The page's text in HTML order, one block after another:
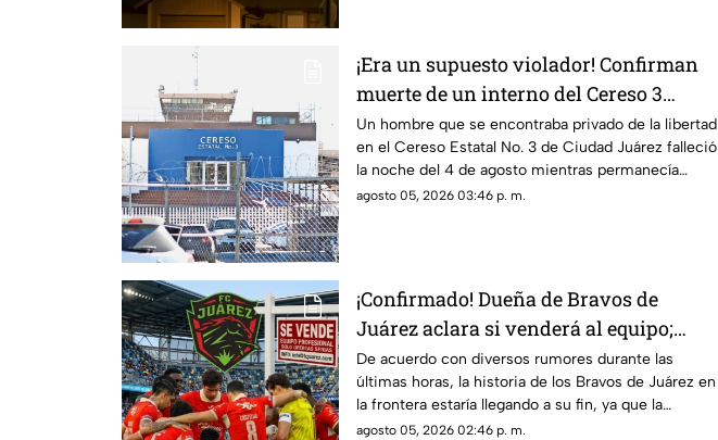
¡Era un supuesto violador! Confirman
muerte de un interno del Cereso 3
mientras recibía atención médica
Un hombre que se encontraba privado de la libertad
en el Cereso Estatal No. 3 de Ciudad Juárez falleció
la noche del 4 de agosto mientras permanecía
hospitalizado en el Hospital General, donde recibía
agosto 05, 2026 03:46 p. m.
¡Confirmado! Dueña de Bravos de
Juárez aclara si venderá al equipo;
¿desaparecerán como Indios de Juárez?
De acuerdo con diversos rumores durante las
últimas horas, la historia de los Bravos de Juárez en
la frontera estaría llegando a su fin, ya que la
propietaria, Alejandra de la Vega estaría analizando
agosto 05, 2026 02:46 p. m.